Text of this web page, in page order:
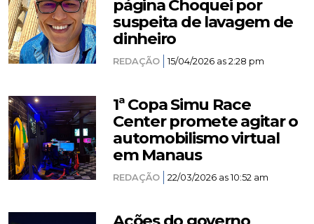
página Choquei por
suspeita de lavagem de
dinheiro
REDAÇÃO 15/04/2026 as 2:28 pm
1ª Copa Simu Race
Center promete agitar o
automobilismo virtual
em Manaus
REDAÇÃO 22/03/2026 as 10:52 am